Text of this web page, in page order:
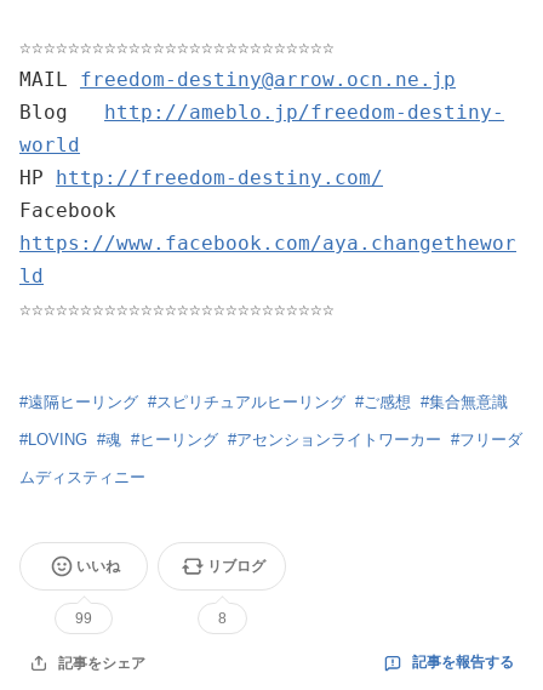
☆☆☆☆☆☆☆☆☆☆☆☆☆☆☆☆☆☆☆☆☆☆☆☆☆☆
MAIL freedom-destiny@arrow.ocn.ne.jp
Blog http://ameblo.jp/freedom-destiny-
world
HP http://freedom-destiny.com/
https://www.facebook.com/aya.changethewor
ld
☆☆☆☆☆☆☆☆☆☆☆☆☆☆☆☆☆☆☆☆☆☆☆☆☆☆
#遠隔ヒーリング #スピリチュアルヒーリング #ご感想 #集合無意識
#LOVING #魂 #ヒーリング #アセンションライトワーカー #フリーダ
ムディスティニー
いいね
99
リブログ
8
記事をシェア 記事を報告する